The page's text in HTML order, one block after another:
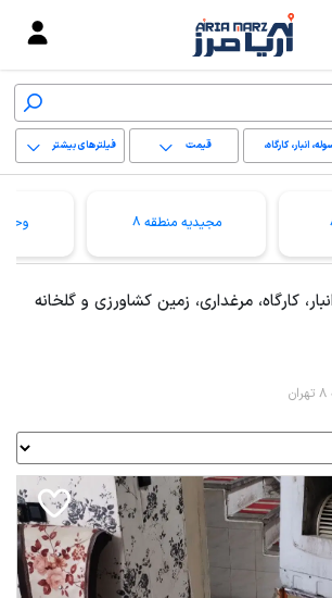
انبار، کارگاه،
زمین کشاورزی
قیمت فیلترهای بیشتر
پاک کردن محدوده
مجیدیه منطقه 8
کارگاه، مرغداری، زمین کشاورزی و گلخانه